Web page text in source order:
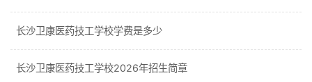
长沙卫康医药技工学校学费是多少
长沙卫康医药技工学校2026年招生简章